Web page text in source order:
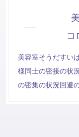
コ
美容室そうだすい
様同士の密接の状
の密集の状況回避